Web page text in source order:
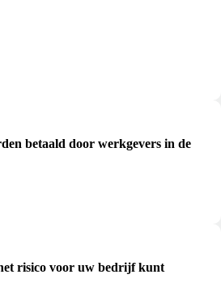
betaald door werkgevers in de
risico voor uw bedrijf kunt